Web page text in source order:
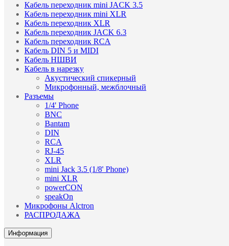
Кабель переходник mini JACK 3.5
Кабель переходник mini XLR
Кабель переходник XLR
Кабель переходник JACK 6.3
Кабель переходник RCA
Кабель DIN 5 и MIDI
Кабель НШВИ
Кабель в нарезку
Акустический спикерный
Микрофонный, межблочный
Разъемы
1/4' Phone
BNC
Bantam
DIN
RCA
RJ-45
XLR
mini Jack 3.5 (1/8' Phone)
mini XLR
powerCON
speakOn
Микрофоны Alctron
РАСПРОДАЖА
Информация